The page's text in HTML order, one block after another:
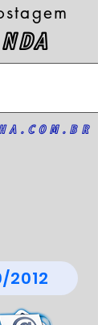
2012